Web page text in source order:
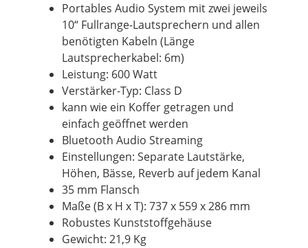
Portables Audio System mit zwei jeweils
10“ Fullrange-Lautsprechern und allen
benötigten Kabeln (Länge
Lautsprecherkabel: 6m)
Leistung: 600 Watt
Verstärker-Typ: Class D
kann wie ein Koffer getragen und
einfach geöffnet werden
Bluetooth Audio Streaming
Einstellungen: Separate Lautstärke,
Höhen, Bässe, Reverb auf jedem Kanal
35 mm Flansch
Maße (B x H x T): 737 x 559 x 286 mm
Robustes Kunststoffgehäuse
Gewicht: 21,9 Kg